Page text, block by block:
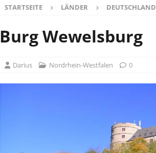
STARTSEITE LÄNDER DEUTSCHLAND
Burg Wewelsburg
Darius Nordrhein-Westfalen 0